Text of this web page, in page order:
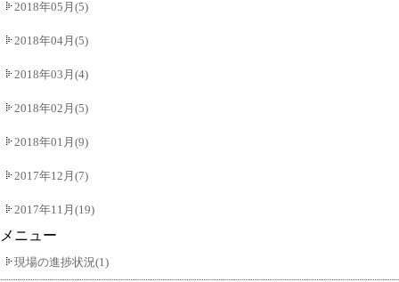
2018年05月(5)
2018年04月(5)
2018年03月(4)
2018年02月(5)
2018年01月(9)
2017年12月(7)
2017年11月(19)
メニュー
現場の進捗状況(1)